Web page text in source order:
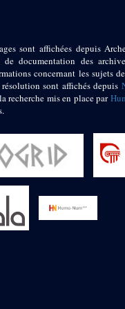
sont affichées depuis
documentation des
concernant les sujets
sont affichés depuis
recherche mis en place par